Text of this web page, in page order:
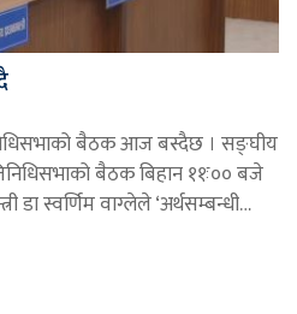
बैठक आज बस्दैछ । सङ्घीय
बैठक बिहान ११ः०० बजे
स्वर्णिम वाग्लेले ‘अर्थसम्बन्धी…